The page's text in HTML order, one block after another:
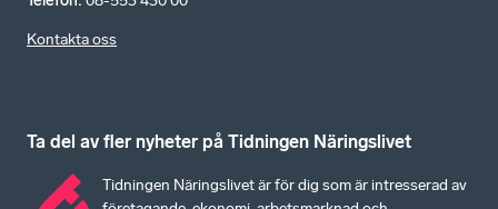
Kontakta oss
Ta del av fler nyheter på Tidningen Näringslivet
Tidningen Näringslivet är för dig som är intresserad av